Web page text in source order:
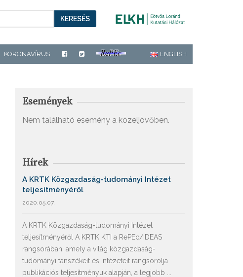
KERESÉS
KORONAVÍRUS ENGLISH
Események
Nem található esemény a közeljövőben.
Hírek
A KRTK Közgazdaság-tudományi Intézet
teljesítményéről
2020.05.07.
A KRTK Közgazdaság-tudományi Intézet
teljesítményéről A KRTK KTI a RePEc/IDEAS
rangsorában, amely a világ közgazdaság-
tudományi tanszékeit és intézeteit rangsorolja
publikációs teljesítményük alapján, a legjobb ...